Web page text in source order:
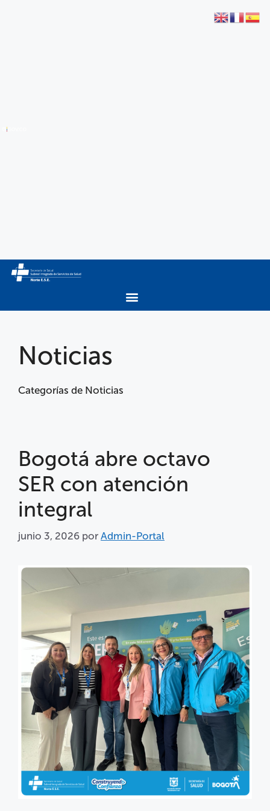
Noticias
Categorías de Noticias
Bogotá abre octavo
SER con atención
integral
junio 3, 2026 por Admin-Portal